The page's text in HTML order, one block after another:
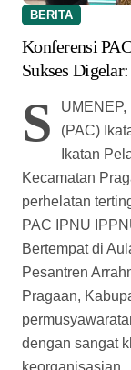
BERITA
Konferensi
Sukses
Kepemimpinan
S
(PAC)
Ikatan
Kecamatan
perhelatan
PAC IPNU
Bertempat di
Pesantren
Pragaan,
dengan sangat